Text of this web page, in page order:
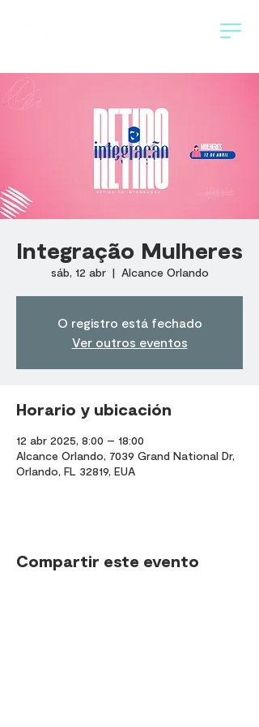
Integração Mulheres
sáb, 12 abr
  |
Alcance Orlando
O registro está fechado
Ver outros eventos
Horario y ubicación
12 abr 2025, 8:00 – 18:00
Alcance Orlando, 7039 Grand National Dr,
Orlando, FL 32819, EUA
Compartir este evento